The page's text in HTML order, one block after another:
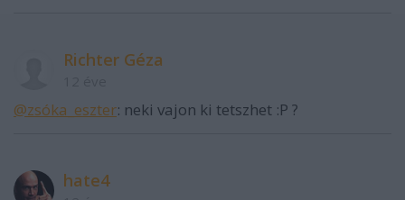
Richter Géza
@zsóka_eszter: neki vajon ki tetszhet :P ?
hate4